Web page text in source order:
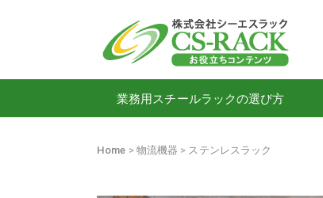
業務用スチールラックの選び方
Home 物流機器 ステンレスラック